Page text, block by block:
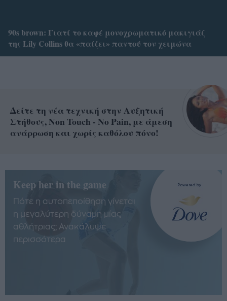
90s brown: Γιατί το καφέ μονοχρωματικό μακιγιάζ
της Lily Collins θα «παίζει» παντού τον χειμώνα
Δείτε τη νέα τεχνική στην Αυξητική
Στήθους, Non Touch - No Pain, με άμεση
ανάρρωση και χωρίς καθόλου πόνο!
Keep her in the game
Πότε η αυτοπεποίθηση γίνεται
η μεγαλύτερη δύναμη μίας
αθλήτριας; Ανακάλυψε
περισσότερα